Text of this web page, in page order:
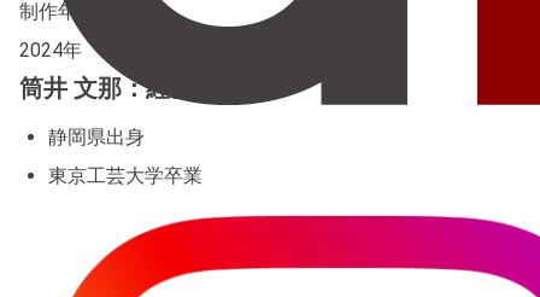
制作年
2024年
筒井 文那：経歴
静岡県出身
東京工芸大学卒業